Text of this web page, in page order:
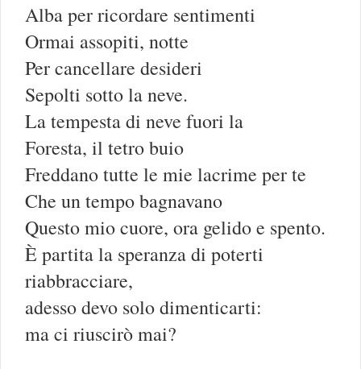
Alba per ricordare sentimenti
Ormai assopiti, notte
Per cancellare desideri
Sepolti sotto la neve.
La tempesta di neve fuori la
Foresta, il tetro buio
Freddano tutte le mie lacrime per te
Che un tempo bagnavano
Questo mio cuore, ora gelido e spento.
È partita la speranza di poterti
riabbracciare,
adesso devo solo dimenticarti:
ma ci riuscirò mai?